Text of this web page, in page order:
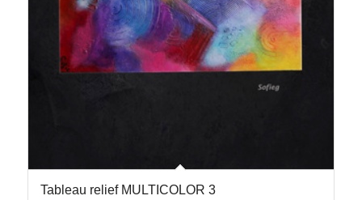
Tableau relief MULTICOLOR 3